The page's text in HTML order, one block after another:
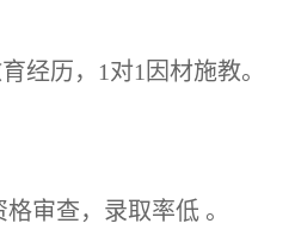
育经历，1对1因材施教。
资格审查，录取率低 。